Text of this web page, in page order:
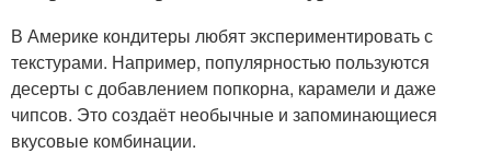
В Америке кондитеры любят экспериментировать с
текстурами. Например, популярностью пользуются
десерты с добавлением попкорна, карамели и даже
чипсов. Это создаёт необычные и запоминающиеся
вкусовые комбинации.